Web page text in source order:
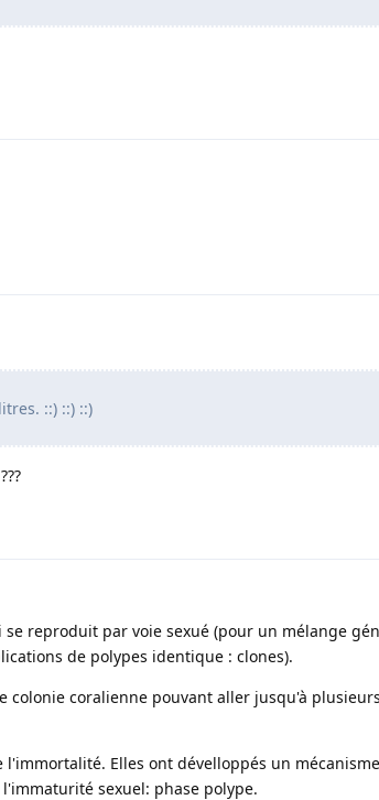
::) ::) ::)
reproduit par voie sexué (pour un mélange
de polypes identique : clones).
colonie coralienne pouvant aller jusqu'à
Elles ont dévelloppés un
sexuel: phase polype.